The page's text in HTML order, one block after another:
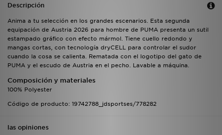
Descripción
Anima a tu selección en los grandes escenarios. Esta segunda
equipación de Austria 2026 para hombre de PUMA presenta un sutil
estampado gráfico con efecto mármol. Tiene cuello redondo y
mangas cortas, con tecnología dryCELL para controlar el sudor
cuando la cosa se calienta. Rematada con el logotipo del gato de
PUMA y el escudo de Austria en el pecho. Lavable a máquina.
Composición y materiales
100% Polyester
Código de producto: 19742788_jdsportses/778282
las opiniones